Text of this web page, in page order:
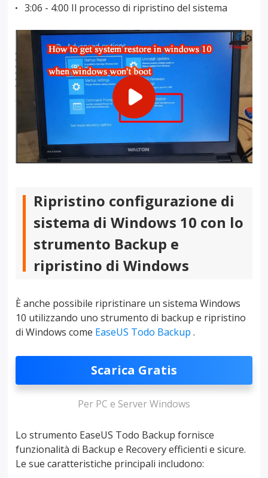
3:06 - 4:00 Il processo di ripristino del sistema
Ripristino configurazione di
sistema di Windows 10 con lo
strumento Backup e
ripristino di Windows
È anche possibile ripristinare un sistema Windows
10 utilizzando uno strumento di backup e ripristino
di Windows come EaseUS Todo Backup .
Scarica Gratis
Per PC e Server Windows
Lo strumento EaseUS Todo Backup fornisce
funzionalità di Backup e Recovery efficienti e sicure.
Le sue caratteristiche principali includono: